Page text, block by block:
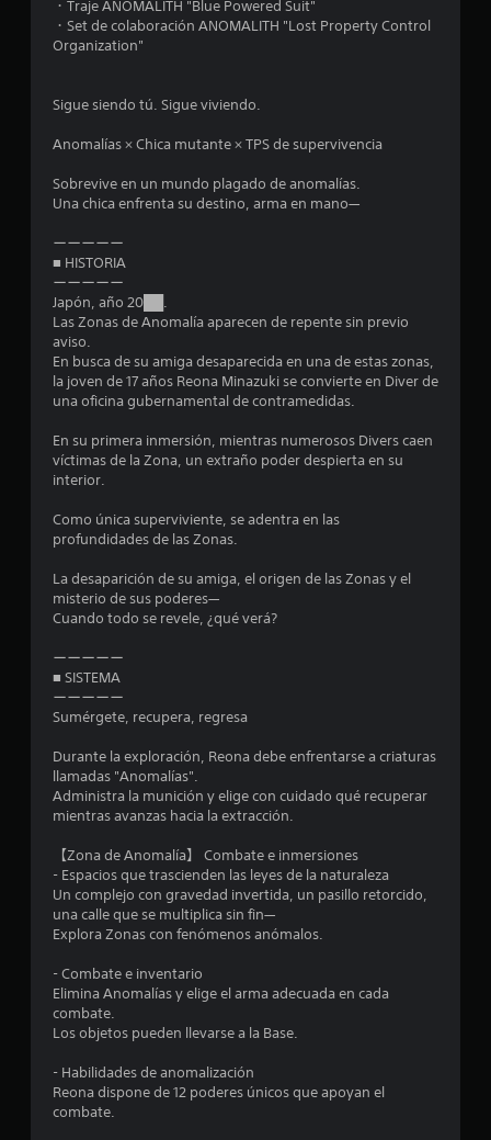
・Traje ANOMALITH "Blue Powered Suit"
・Set de colaboración ANOMALITH "Lost Property Control
Organization"
Sigue siendo tú. Sigue viviendo.
Anomalías × Chica mutante × TPS de supervivencia
Sobrevive en un mundo plagado de anomalías.
Una chica enfrenta su destino, arma en mano—
ーーーーー
■ HISTORIA
ーーーーー
Japón, año 20██.
Las Zonas de Anomalía aparecen de repente sin previo
aviso.
En busca de su amiga desaparecida en una de estas zonas,
la joven de 17 años Reona Minazuki se convierte en Diver de
una oficina gubernamental de contramedidas.
En su primera inmersión, mientras numerosos Divers caen
víctimas de la Zona, un extraño poder despierta en su
interior.
Como única superviviente, se adentra en las
profundidades de las Zonas.
La desaparición de su amiga, el origen de las Zonas y el
misterio de sus poderes—
Cuando todo se revele, ¿qué verá?
ーーーーー
■ SISTEMA
ーーーーー
Sumérgete, recupera, regresa
Durante la exploración, Reona debe enfrentarse a criaturas
llamadas "Anomalías".
Administra la munición y elige con cuidado qué recuperar
mientras avanzas hacia la extracción.
【Zona de Anomalía】 Combate e inmersiones
- Espacios que trascienden las leyes de la naturaleza
Un complejo con gravedad invertida, un pasillo retorcido,
una calle que se multiplica sin fin—
Explora Zonas con fenómenos anómalos.
- Combate e inventario
Elimina Anomalías y elige el arma adecuada en cada
combate.
Los objetos pueden llevarse a la Base.
- Habilidades de anomalización
Reona dispone de 12 poderes únicos que apoyan el
combate.